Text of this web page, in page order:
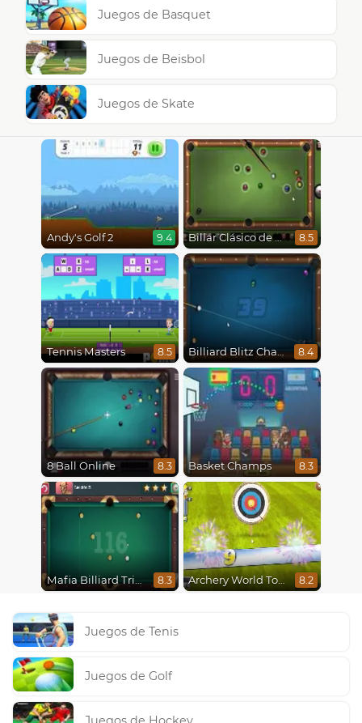
Juegos de Basquet
Juegos de Beisbol
Juegos de Skate
Andy's Golf 2 9.4 Billar Clásico de 8 Bolas 8.5
Tennis Masters 8.5 Billiard Blitz Challenge 8.4
8 Ball Online 8.3 Basket Champs 8.3
Mafia Billiard Tricks 8.3 Archery World Tour 8.2
Juegos de Tenis
Juegos de Golf